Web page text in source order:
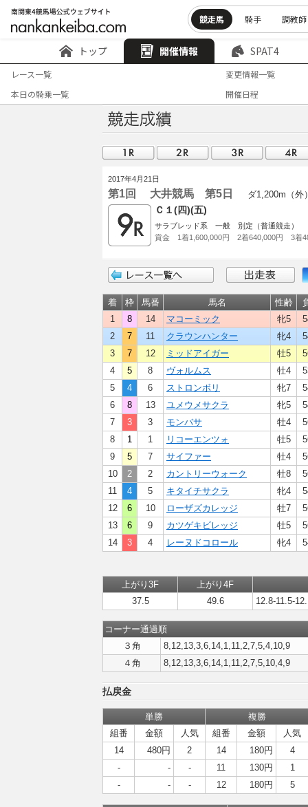
競走馬 騎手 調教師
トップ 開催情報 SPAT4
レース一覧
変更情報一覧
本日の騎乗一覧
開催日程
2017年4月21日
第1回 大井競馬 第5日 ダ1,200m（外
Ｃ１(四)(五)
サラブレッド系 一般 別定（普通競走）
賞金 1着1,600,000円 2着640,000円 3着
着 枠 馬番 馬名 性齢
1
8 14 マコーミック 牝5
2
7 11 クラウンハンター 牝4
3
7 12 ミッドアイガー 牡5
4
5 8 ヴォルムス 牡4
5
4 6 ストロンボリ 牝7
6
8 13 ユメウメサクラ 牝5
7
3 3 モンバサ 牡4
8
1 1 リコーエンツォ 牡5
9
5 7 サイファー 牡4
10
2 2 カントリーウォーク 牡8
11
4 5 キタイチサクラ 牝4
12
6 10 ローザズカレッジ 牡7
13
6 9 カツゲキビレッジ 牡5
14
3 4 レーヌドコロール 牝4
上がり3F
上がり4F
37.5
49.6 12.8-11.5-
コーナー通過順
３角
8,12,13,3,6,14,1,11,2,7,5,4,10,9
４角
8,12,13,3,6,14,1,11,2,7,5,10,4,9
払戻金
単勝
複勝
組番
金額 人気 組番 金額
人気
14
480円 2 14 180円
4
-
- - 11 130円
1
-
- - 12 180円 5